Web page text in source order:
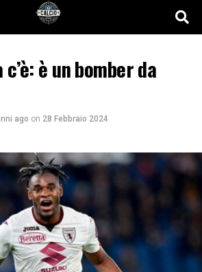
è un bomber da
ago on 28 Febbraio 2024